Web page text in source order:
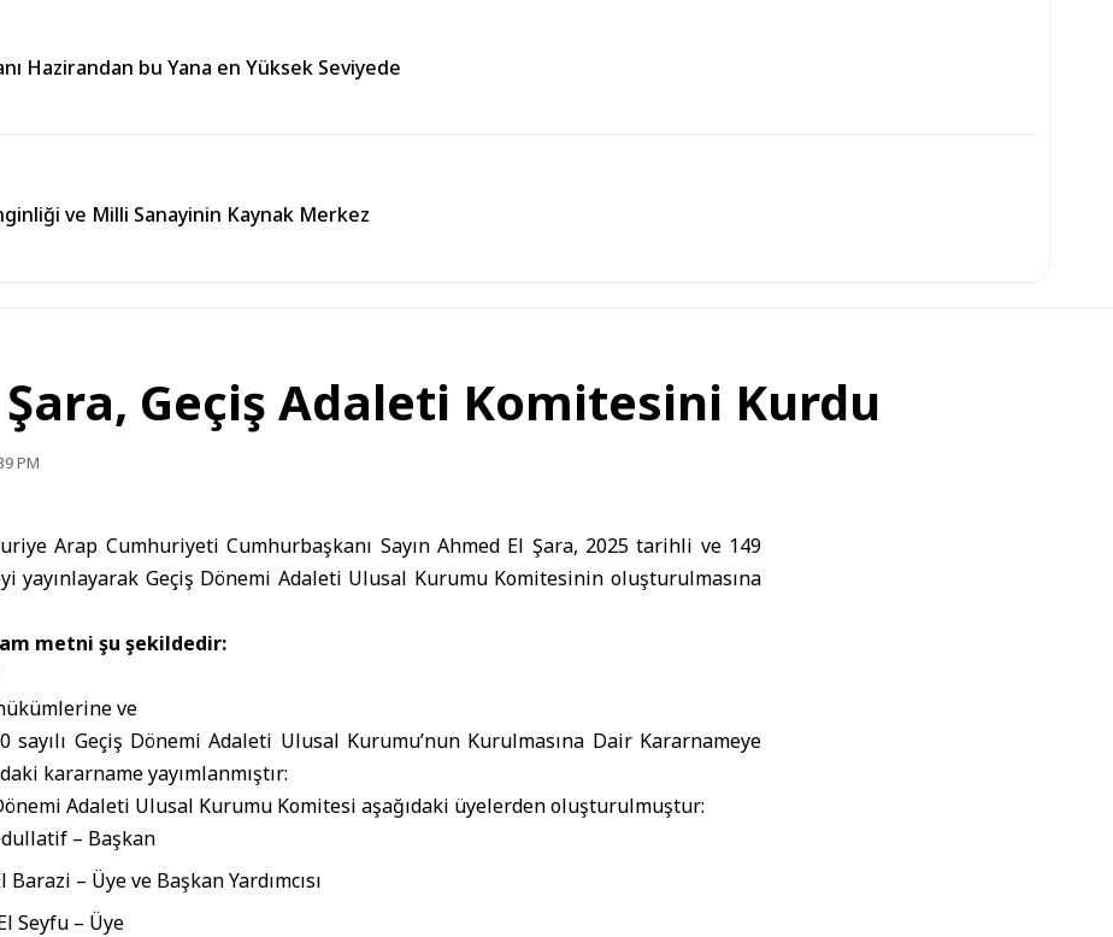
Hazirandan bu Yana en Yüksek Seviyede
ve Milli Sanayinin Kaynak Merkez
Geçiş Adaleti Komitesini Kurdu
PM
Arap Cumhuriyeti Cumhurbaşkanı Sayın Ahmed El Şara, 2025 tarihli ve 149
yayınlayarak Geçiş Dönemi Adaleti Ulusal Kurumu Komitesinin oluşturulmasına
metni şu şekildedir:
ve
sayılı Geçiş Dönemi Adaleti Ulusal Kurumu’nun Kurulmasına Dair Kararnameye
kararname yayımlanmıştır:
Adaleti Ulusal Kurumu Komitesi aşağıdaki üyelerden oluşturulmuştur:
– Başkan
– Üye ve Başkan Yardımcısı
Seyfu – Üye